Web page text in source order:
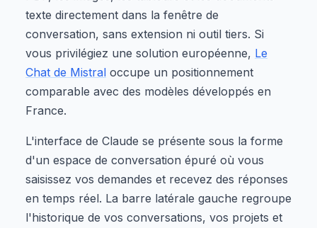
texte directement dans la fenêtre de
conversation, sans extension ni outil tiers. Si
vous privilégiez une solution européenne, Le
Chat de Mistral occupe un positionnement
comparable avec des modèles développés en
France.
L'interface de Claude se présente sous la forme
d'un espace de conversation épuré où vous
saisissez vos demandes et recevez des réponses
en temps réel. La barre latérale gauche regroupe
l'historique de vos conversations, vos projets et